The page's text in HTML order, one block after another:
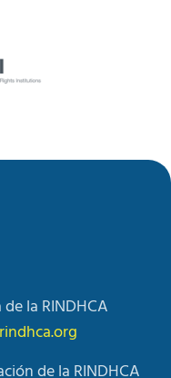
la RINDHCA
de la RINDHCA